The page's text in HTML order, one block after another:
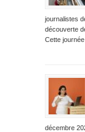
journalistes
découverte
Cette journée
décembre